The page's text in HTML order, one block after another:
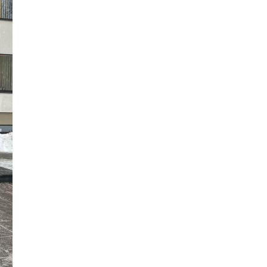
Mokinio pažymėjimas
nuo smurto